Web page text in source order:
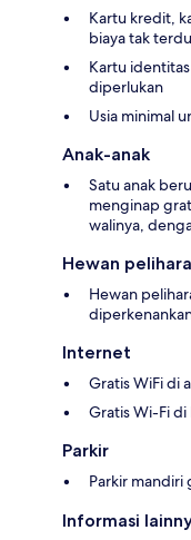
Kartu kredit,
biaya tak
Kartu
diperlukan
Usia minimal
Anak-anak
Satu anak
menginap
walinya,
Hewan
Hewan
Internet
Gratis WiFi di
Gratis Wi-Fi
Parkir
Parkir mandiri
Informasi